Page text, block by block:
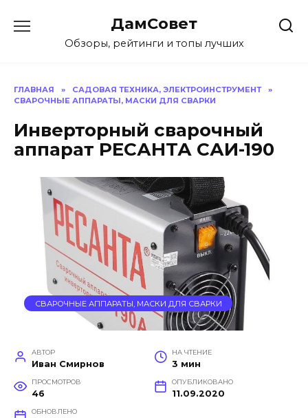
содержанию
ДамСовет
Обзоры, рейтинги и топы лучших
ГЛАВНАЯ » САДОВАЯ ТЕХНИКА, ЭЛЕКТРОИНСТРУМЕНТ
»
СВАРОЧНЫЕ АППАРАТЫ, МАСКИ ДЛЯ СВАРКИ
Инверторный сварочный
аппарат РЕСАНТА САИ-190
СВАРОЧНЫЕ АППАРАТЫ, МАСКИ ДЛЯ СВАРКИ
АВТОР
Иван Смирнов
НА ЧТЕНИЕ
3 мин
ПРОСМОТРОВ
46
ОПУБЛИКОВАНО
11.09.2020
ОБНОВЛЕНО